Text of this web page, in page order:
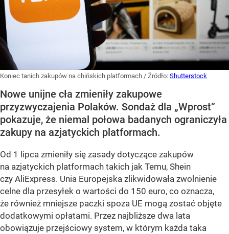
Koniec tanich zakupów na chińskich platformach / Źródło: Shutterstock
Nowe unijne cła zmieniły zakupowe
przyzwyczajenia Polaków. Sondaż dla „Wprost”
pokazuje, że niemal połowa badanych ograniczyła
zakupy na azjatyckich platformach.
Od 1 lipca zmieniły się zasady dotyczące zakupów
na azjatyckich platformach takich jak Temu, Shein
czy AliExpress. Unia Europejska zlikwidowała zwolnienie
celne dla przesyłek o wartości do 150 euro, co oznacza,
że również mniejsze paczki spoza UE mogą zostać objęte
dodatkowymi opłatami. Przez najbliższe dwa lata
obowiązuje przejściowy system, w którym każda taka